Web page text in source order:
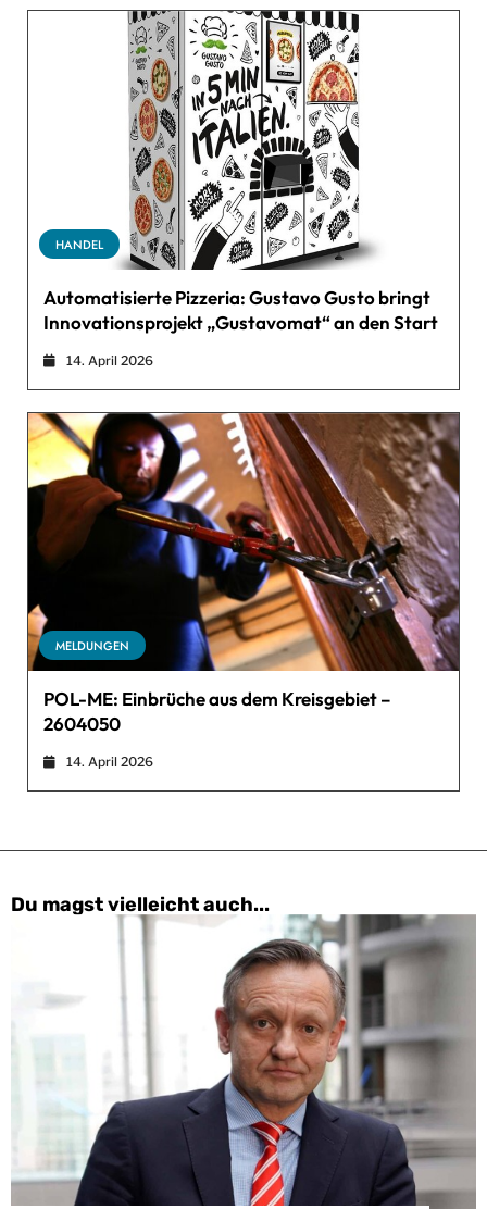
HANDEL
Automatisierte Pizzeria: Gustavo Gusto bringt
Innovationsprojekt „Gustavomat“ an den Start
14. April 2026
MELDUNGEN
POL-ME: Einbrüche aus dem Kreisgebiet –
2604050
14. April 2026
Du magst vielleicht auch...